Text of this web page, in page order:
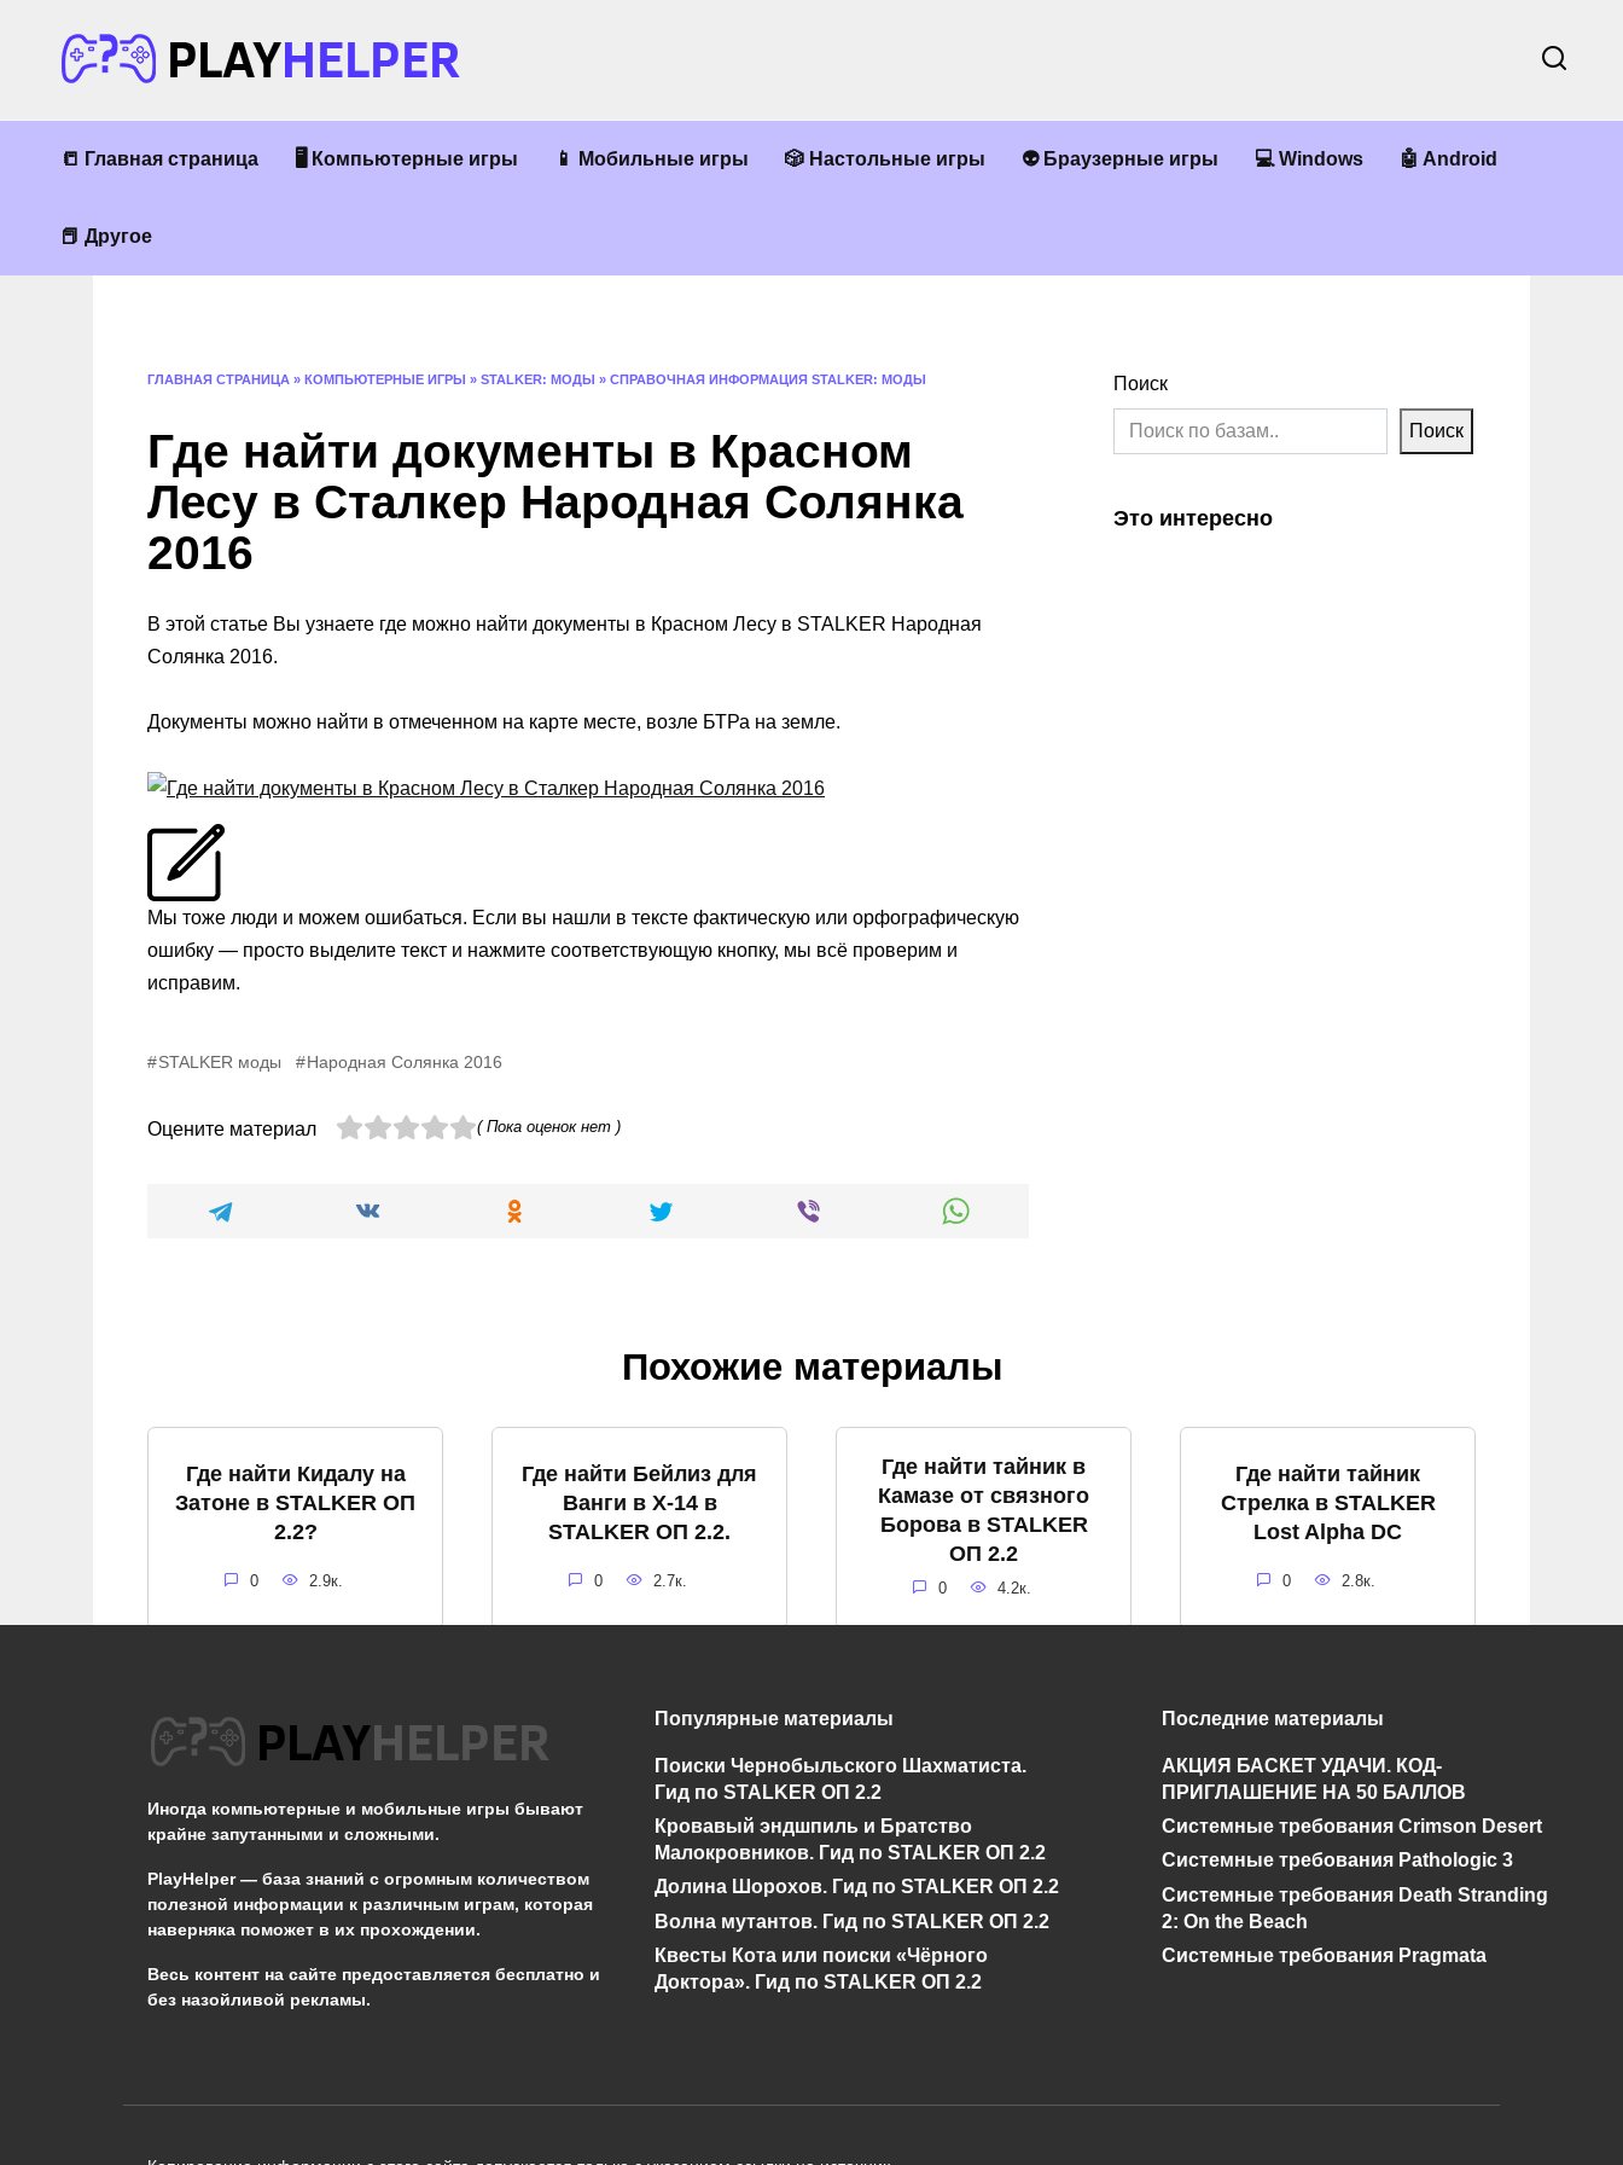
содержанию
📒 Главная страница 🖥 Компьютерные игры 📱 Мобильные игры 🎲 Настольные игры 👽 Браузерные игры 💻 Windows 🤖 Android
📕 Другое
ГЛАВНАЯ СТРАНИЦА » КОМПЬЮТЕРНЫЕ ИГРЫ » STALKER: МОДЫ » СПРАВОЧНАЯ ИНФОРМАЦИЯ STALKER: МОДЫ
Где найти документы в Красном
Лесу в Сталкер Народная Солянка
2016
В этой статье Вы узнаете где можно найти документы в Красном Лесу в STALKER Народная
Солянка 2016.
Документы можно найти в отмеченном на карте месте, возле БТРа на земле.
Мы тоже люди и можем ошибаться. Если вы нашли в тексте фактическую или орфографическую
ошибку — просто выделите текст и нажмите соответствующую кнопку, мы всё проверим и
исправим.
STALKER моды Народная Солянка 2016
Оцените материал ( Пока оценок нет )
Поиск
Поиск
Это интересно
Похожие материалы
Где найти Кидалу на
Затоне в STALKER ОП
2.2?
0 2.9к.
Где найти Бейлиз для
Ванги в X-14 в
STALKER ОП 2.2.
0 2.7к.
Где найти тайник в
Камазе от связного
Борова в STALKER
ОП 2.2
0 4.2к.
Где найти тайник
Стрелка в STALKER
Lost Alpha DC
0 2.8к.
Не появляется Кот в
STALKER ОП 2.2
Нет диалога про
Бизоны у Креста в
Сталкер ОП 2.2
5.2к.
STALKER ОП 2.2 +
0
Поиски
Шахматиста. Гид по
STALKER ОП 2.2
0 92.5к.
Иногда компьютерные и мобильные игры бывают
крайне запутанными и сложными.
PlayHelper — база знаний с огромным количеством
полезной информации к различным играм, которая
наверняка поможет в их прохождении.
Весь контент на сайте предоставляется бесплатно и
без назойливой рекламы.
Популярные материалы
Поиски Чернобыльского Шахматиста.
Гид по STALKER ОП 2.2
Кровавый эндшпиль и Братство
Малокровников. Гид по STALKER ОП 2.2
Долина Шорохов. Гид по STALKER ОП 2.2
Волна мутантов. Гид по STALKER ОП 2.2
Квесты Кота или поиски «Чёрного
Доктора». Гид по STALKER ОП 2.2
Последние материалы
АКЦИЯ БАСКЕТ УДАЧИ. КОД-
ПРИГЛАШЕНИЕ НА 50 БАЛЛОВ
Системные требования Crimson Desert
Системные требования Pathologic 3
Системные требования Death Stranding
2: On the Beach
Системные требования Pragmata
Сообщить об ошибке